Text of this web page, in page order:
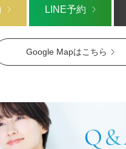
Google Mapはこちら
LINE予約